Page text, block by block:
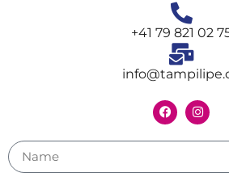
+41 79 821 02